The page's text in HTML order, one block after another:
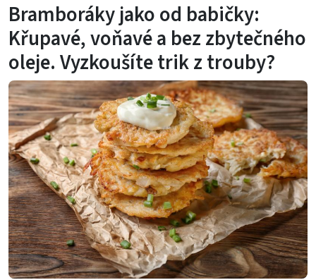
Bramboráky jako od babičky:
Křupavé, voňavé a bez zbytečného
oleje. Vyzkoušíte trik z trouby?